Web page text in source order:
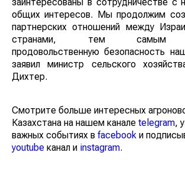
общих интересов. Мы продолжим
партнерских отношений между
странами, тем самым
продовольственную безопасность
заявил министр сельского
Дихтер.
Смотрите больше интересных
Казахстана на нашем канале telegram,
важных событиях в facebook и
youtube канал и instagram.